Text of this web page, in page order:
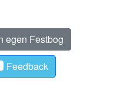
egen Festbog
Feedback